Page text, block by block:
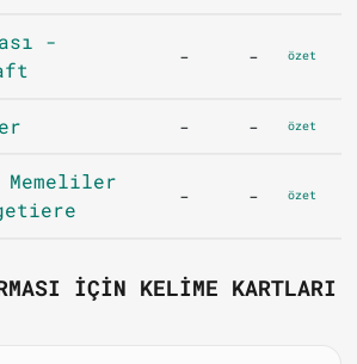
-
- - özet
- - özet
- - özet
IÇIN KELIME KARTLARI